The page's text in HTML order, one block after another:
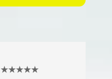
★★★★★